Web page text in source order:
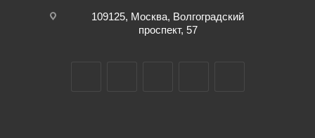
109125, Москва, Волгоградский
проспект, 57